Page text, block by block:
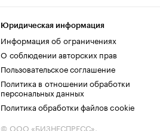
Юридическая информация
Информация об ограничениях
О соблюдении авторских прав
Пользовательское соглашение
Политика в отношении обработки
персональных данных
Политика обработки файлов cookie
© ООО «БИЗНЕСПРЕСС»,